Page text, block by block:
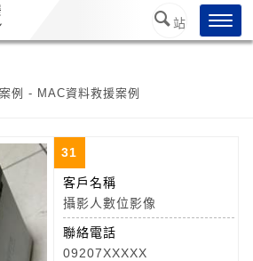
站
內搜
案例 - MAC資料救援案例
31
客戶名稱
攝影人數位影像
聯絡電話
09207XXXXX